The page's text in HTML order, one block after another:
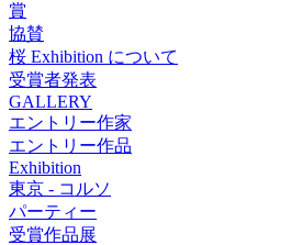
賞
協賛
桜 Exhibition について
受賞者発表
GALLERY
エントリー作家
エントリー作品
Exhibition
東京 - コルソ
パーティー
受賞作品展